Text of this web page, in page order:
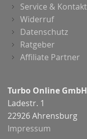
Service & Kontakt
Widerruf
Datenschutz
Ratgeber
Affiliate Partner
Turbo Online GmbH
Ladestr. 1
22926 Ahrensburg
Impressum